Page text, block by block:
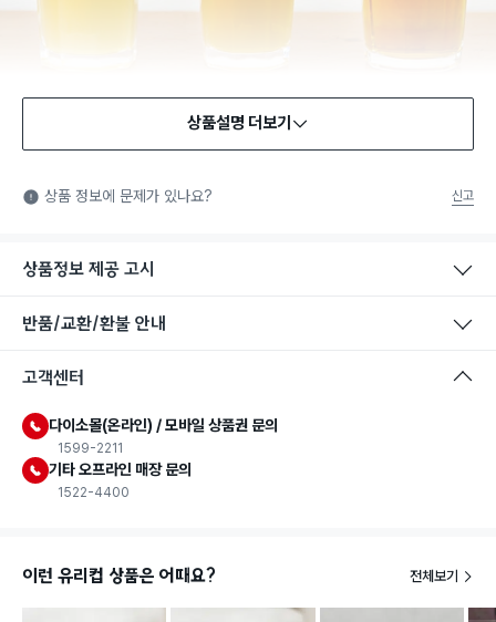
식품용 기구: 식품위생법에서 정한 규격에 따라 제조되어 식품 또
는 식품첨가물에 사용할 수 있는 식품용기구라는 표시입니다.
상품설명 더보기
상품 정보에 문제가 있나요? 신고
상품정보 제공 고시
반품/교환/환불 안내
고객센터
다이소몰(온라인) / 모바일 상품권 문의
1599-2211
기타 오프라인 매장 문의
1522-4400
이런 유리컵 상품은 어때요? 전체보기